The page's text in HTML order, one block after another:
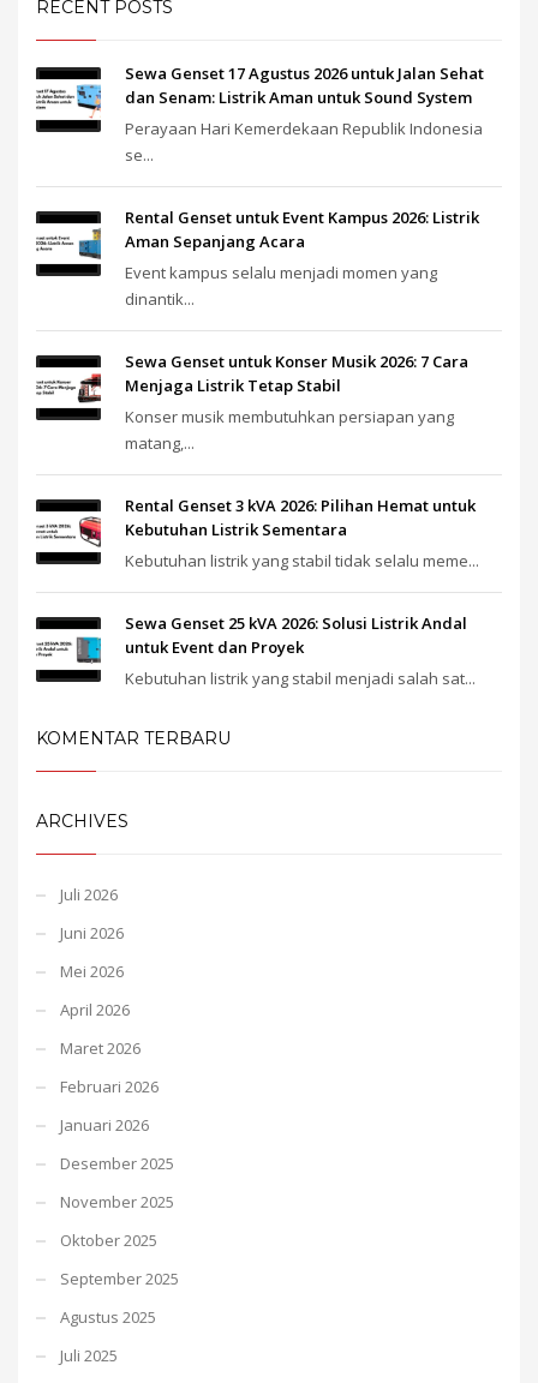
RECENT POSTS
Sewa Genset 17 Agustus 2026 untuk Jalan Sehat
dan Senam: Listrik Aman untuk Sound System
Perayaan Hari Kemerdekaan Republik Indonesia
se...
Rental Genset untuk Event Kampus 2026: Listrik
Aman Sepanjang Acara
Event kampus selalu menjadi momen yang
dinantik...
Sewa Genset untuk Konser Musik 2026: 7 Cara
Menjaga Listrik Tetap Stabil
Konser musik membutuhkan persiapan yang
matang,...
Rental Genset 3 kVA 2026: Pilihan Hemat untuk
Kebutuhan Listrik Sementara
Kebutuhan listrik yang stabil tidak selalu meme...
Sewa Genset 25 kVA 2026: Solusi Listrik Andal
untuk Event dan Proyek
Kebutuhan listrik yang stabil menjadi salah sat...
KOMENTAR TERBARU
ARCHIVES
Juli 2026
Juni 2026
Mei 2026
April 2026
Maret 2026
Februari 2026
Januari 2026
Desember 2025
November 2025
Oktober 2025
September 2025
Agustus 2025
Juli 2025